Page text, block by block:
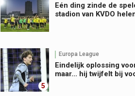
Eén ding zinde de
stadion van KVDO
5
Europa League
Eindelijk oplossing
maar... hij twijfelt bij